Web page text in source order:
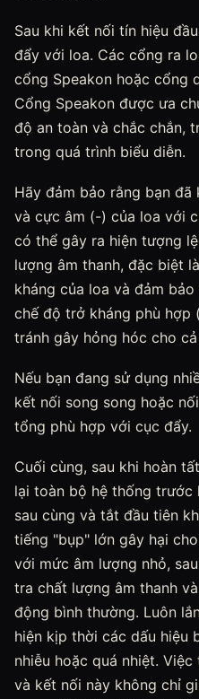
Sau khi kết nối tín hiệu
đẩy với loa. Các cổng ra
cổng Speakon hoặc cổng
Cổng Speakon được ưa
độ an toàn và chắc chắn,
trong quá trình biểu diễn.
Hãy đảm bảo rằng bạn
và cực âm (-) của loa với
có thể gây ra hiện tượng
lượng âm thanh, đặc biệt
kháng của loa và đảm
chế độ trở kháng phù hợp
tránh gây hỏng hóc cho
Nếu bạn đang sử dụng
kết nối song song hoặc
tổng phù hợp với cục đẩy.
Cuối cùng, sau khi hoàn
lại toàn bộ hệ thống trước
sau cùng và tắt đầu tiên
tiếng "bụp" lớn gây hại
với mức âm lượng nhỏ,
tra chất lượng âm thanh
động bình thường. Luôn
hiện kịp thời các dấu hiệu
nhiễu hoặc quá nhiệt.
và kết nối này không chỉ